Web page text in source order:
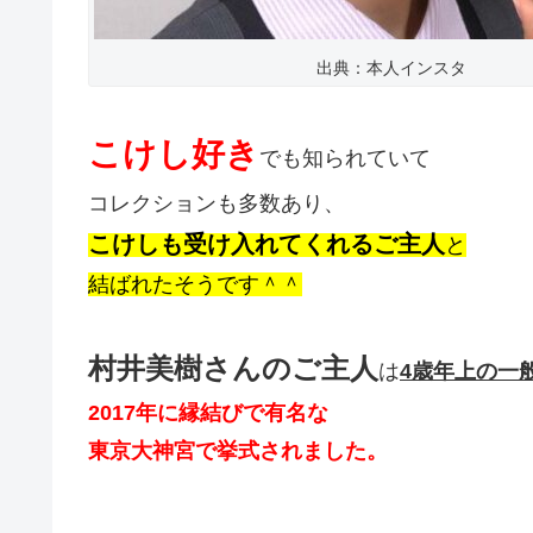
出典：本人インスタ
こけし好き でも知られていて
コレクションも多数あり、
こけしも受け入れてくれるご主人 と
結ばれたそうです＾＾
村井美樹さんのご主人 は4歳年上の一
2017年に縁結びで有名な
東京大神宮で挙式されました。